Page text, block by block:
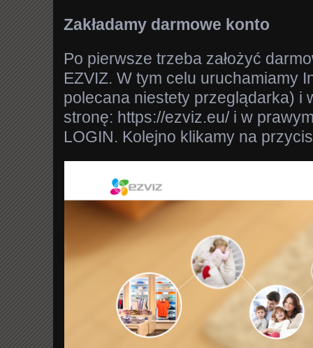
Zakładamy darmowe konto
Po pierwsze trzeba założyć
EZVIZ. W tym celu uruchamiamy
polecana niestety przeglądarka) i
stronę: https://ezviz.eu/ i w
LOGIN. Kolejno klikamy na